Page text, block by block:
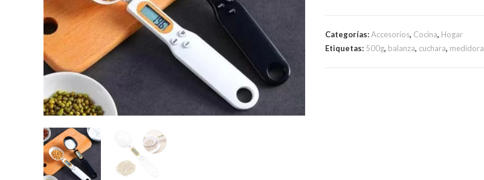
Categorías:Accesorios, Cocina, Hogar
Etiquetas: 500g, balanza, cuchara, medidora